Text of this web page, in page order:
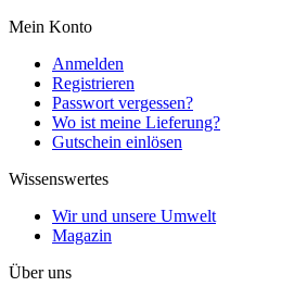
Mein Konto
Anmelden
Registrieren
Passwort vergessen?
Wo ist meine Lieferung?
Gutschein einlösen
Wissenswertes
Wir und unsere Umwelt
Magazin
Über uns